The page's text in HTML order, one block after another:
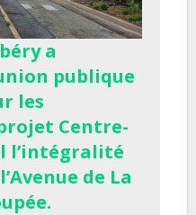
a
publique
les
Centre-
l’intégralité
de La